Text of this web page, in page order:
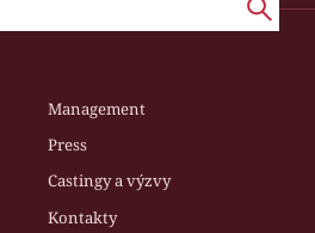
Management
Press
Castingy a výzvy
Kontakty